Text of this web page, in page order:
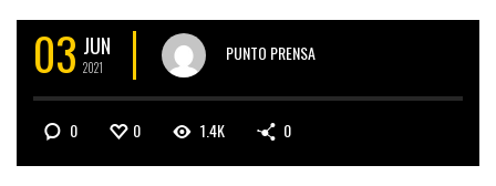
03 JUN
2021
PUNTO PRENSA
0 0 1.4K 0